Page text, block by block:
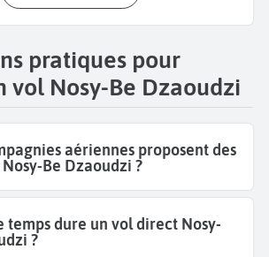
pratiques pour
vol Nosy-Be Dzaoudzi
aériennes proposent des
Be Dzaoudzi ?
temps dure un vol direct Nosy-
?